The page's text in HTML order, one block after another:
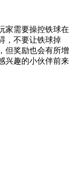
家需要操控铁球在
，不要让铁球掉
但奖励也会有所增
兴趣的小伙伴前来